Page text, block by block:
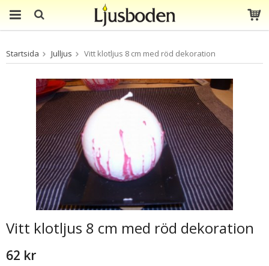
Produkten har blivit
tillagd i varukorgen
Startsida Julljus Vitt klotljus 8 cm med röd dekoration
Vitt klotljus 8 cm med röd dekoration
62 kr